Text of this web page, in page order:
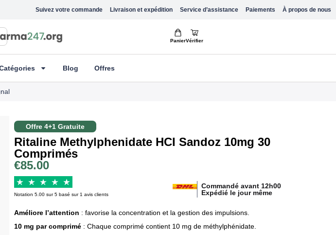
Suivez votre commande Livraison et expédition Service d’assistance Paiements À propos de nous
PanierVérifier
Blog Offres
Offre 4+1 Gratuite
Ritaline Methylphenidate HCI Sandoz 10mg 30
Comprimés
€85.00
Notation 5.00 sur 5 basé sur 1 avis clients
Commandé avant 12h00
Expédié le jour même
Améliore l’attention : favorise la concentration et la gestion des impulsions.
10 mg par comprimé : Chaque comprimé contient 10 mg de méthylphénidate.